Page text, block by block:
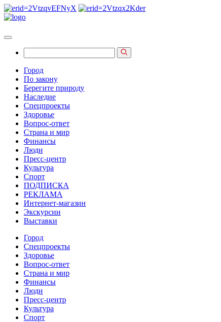
Город
По закону
Берегите природу
Наследие
Спецпроекты
Здоровье
Вопрос-ответ
Страна и мир
Финансы
Люди
Пресс-центр
Культура
Спорт
ПОДПИСКА
РЕКЛАМА
Интернет-магазин
Экскурсии
Выставки
Город
Спецпроекты
Здоровье
Вопрос-ответ
Страна и мир
Финансы
Люди
Пресс-центр
Культура
Спорт